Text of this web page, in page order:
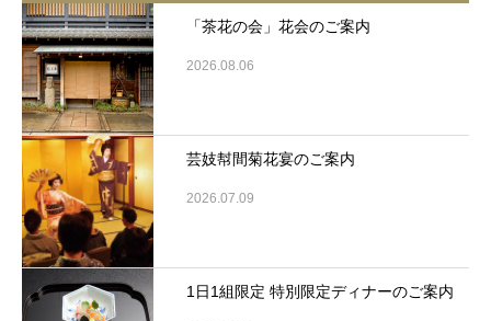
「茶花の会」花会のご案内
2026.08.06
芸妓幇間菊花宴のご案内
2026.07.09
1日1組限定 特別限定ディナーのご案内